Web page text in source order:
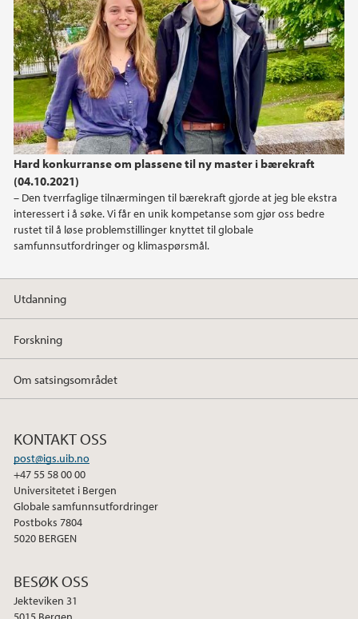
Hard konkurranse om plassene til ny master i bærekraft
(04.10.2021)
– Den tverrfaglige tilnærmingen til bærekraft gjorde at jeg ble ekstra
interessert i å søke. Vi får en unik kompetanse som gjør oss bedre
rustet til å løse problemstillinger knyttet til globale
samfunnsutfordringer og klimaspørsmål.
Utdanning
Forskning
Om satsingsområdet
KONTAKT OSS
post@igs.uib.no
+47 55 58 00 00
Universitetet i Bergen
Globale samfunnsutfordringer
Postboks 7804
5020 BERGEN
BESØK OSS
Jekteviken 31